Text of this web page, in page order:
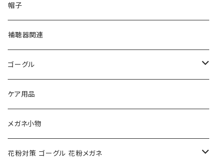
PAGE BOY ページボーイ
フルラ FURLA
トムフォード TOM FORD
NIKE ナイキ
クロエ chloe
ポリス POLICE
VivienneWestwood ヴィヴィアン
FURLA フルラ
トムフォード TOM FORD
Oakley オークリー
renoma レノマ
RODEN STOCK ローデンストック
エッシェンバッハ Eschenbach
PORSCHE DESIGN ポルシェデザイン
ルーペ
帽子
補聴器関連
ゴーグル
アックス AXE
花粉対策ゴーグル
度つき対応ゴーグル
ケア用品
メガネ小物
花粉対策 ゴーグル 花粉メガネ